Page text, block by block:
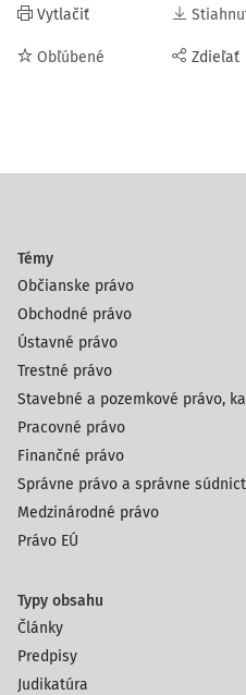
Vytlačiť
Obľúbené Zdieľať
Témy
Občianske právo
Obchodné právo
Ústavné právo
Trestné právo
Stavebné a pozemkové právo,
Pracovné právo
Finančné právo
Správne právo a správne
Medzinárodné právo
Právo EÚ
Typy obsahu
Články
Predpisy
Judikatúra